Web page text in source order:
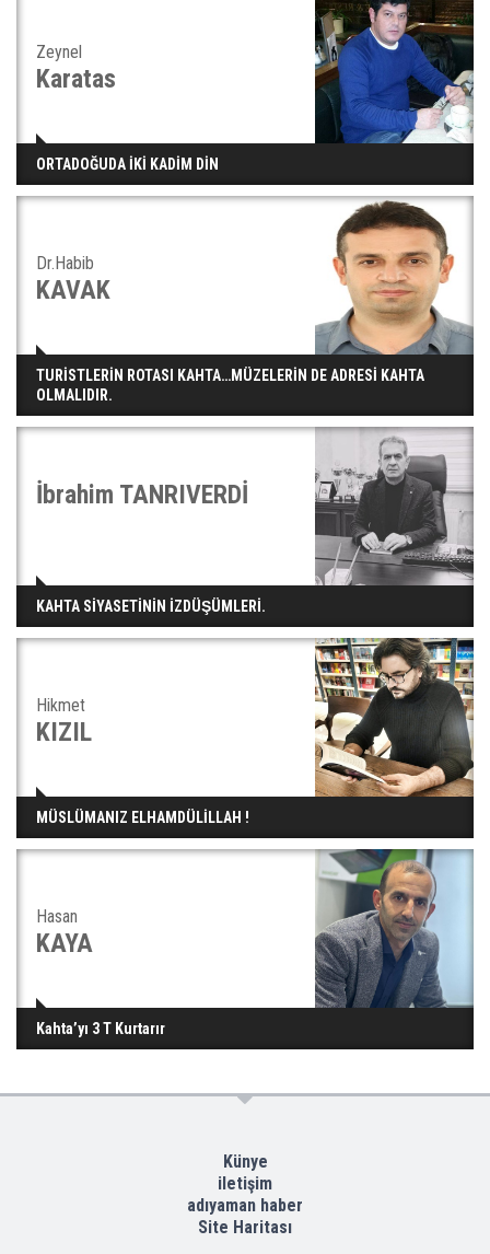
Zeynel
Karatas
ORTADOĞUDA İKİ KADİM DİN
Dr.Habib
KAVAK
TURİSTLERİN ROTASI KAHTA…MÜZELERİN DE ADRESİ KAHTA
OLMALIDIR.
İbrahim TANRIVERDİ
KAHTA SİYASETİNİN İZDÜŞÜMLERİ.
Hikmet
KIZIL
MÜSLÜMANIZ ELHAMDÜLİLLAH !
Hasan
KAYA
Kahta’yı 3 T Kurtarır
Künye
iletişim
adıyaman haber
Site Haritası